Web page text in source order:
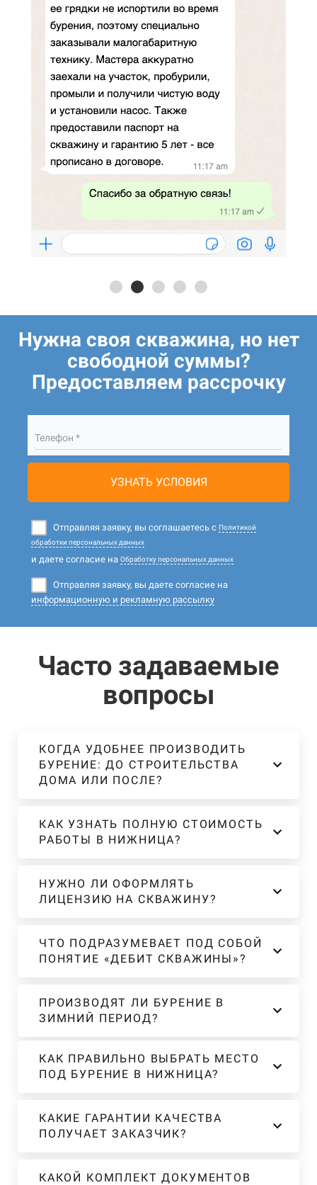
Нужна своя скважина, но нет
свободной суммы?
Предоставляем рассрочку
Телефон *
УЗНАТЬ УСЛОВИЯ
Отправляя заявку, вы соглашаетесь с Политикой
обработки персональных данных
и даете согласие на Обработку персональных данных
Отправляя заявку, вы даете согласие на
информационную и рекламную рассылку
Часто задаваемые
вопросы
КОГДА УДОБНЕЕ ПРОИЗВОДИТЬ
БУРЕНИЕ: ДО СТРОИТЕЛЬСТВА
ДОМА ИЛИ ПОСЛЕ?
КАК УЗНАТЬ ПОЛНУЮ СТОИМОСТЬ
РАБОТЫ В НИЖНИЦА?
НУЖНО ЛИ ОФОРМЛЯТЬ
ЛИЦЕНЗИЮ НА СКВАЖИНУ?
ЧТО ПОДРАЗУМЕВАЕТ ПОД СОБОЙ
ПОНЯТИЕ «ДЕБИТ СКВАЖИНЫ»?
ПРОИЗВОДЯТ ЛИ БУРЕНИЕ В
ЗИМНИЙ ПЕРИОД?
КАК ПРАВИЛЬНО ВЫБРАТЬ МЕСТО
ПОД БУРЕНИЕ В НИЖНИЦА?
КАКИЕ ГАРАНТИИ КАЧЕСТВА
ПОЛУЧАЕТ ЗАКАЗЧИК?
КАКОЙ КОМПЛЕКТ ДОКУМЕНТОВ